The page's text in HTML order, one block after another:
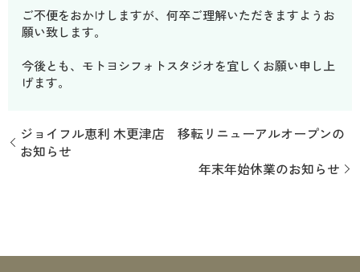
ご不便をおかけしますが、何卒ご理解いただきますようお
願い致します。
今後とも、モトヨシフォトスタジオを宜しくお願い申し上
げます。
ジョイフル恵利 木更津店 移転リニューアルオープンの
お知らせ
年末年始休業のお知らせ